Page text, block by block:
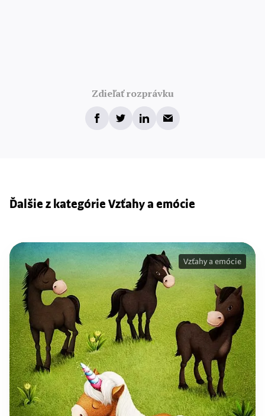
Zdieľať rozprávku
Ďalšie z kategórie Vzťahy a emócie
Vzťahy a emócie